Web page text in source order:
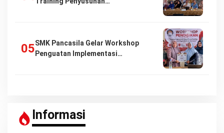
SMK Pancasila Gelar Workshop
Penguatan Implementasi…
Informasi